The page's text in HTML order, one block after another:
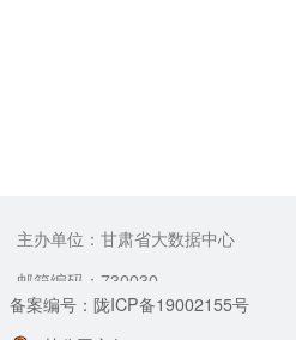
主办单位：甘肃省大数据中心
邮箱编码：730030
备案编号：陇ICP备19002155号